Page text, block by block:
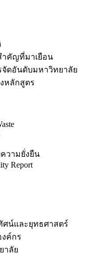
คัญที่มาเยือน
จัดอันดับมหาวิทยาลัย
หลักสูตร
วามยั่งยืน
Report
ศน์และยุทธศาสตร์
งค์กร
าลัย